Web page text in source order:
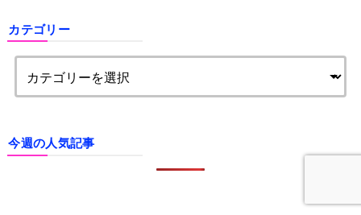
カテゴリー
今週の人気記事